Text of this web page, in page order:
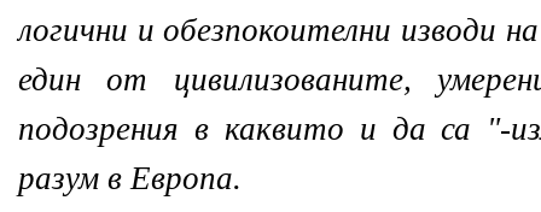
логични и обезпокоителни изводи
един от цивилизованите,
подозрения в каквито и да са "-
разум в Европа.